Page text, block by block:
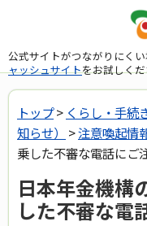
公式サイトがつながりにく
ャッシュサイトをお試しく
トップ> くらし・手続
知らせ）
>注意喚起情
乗した不審な電話にご
日本年金機構
した不審な電